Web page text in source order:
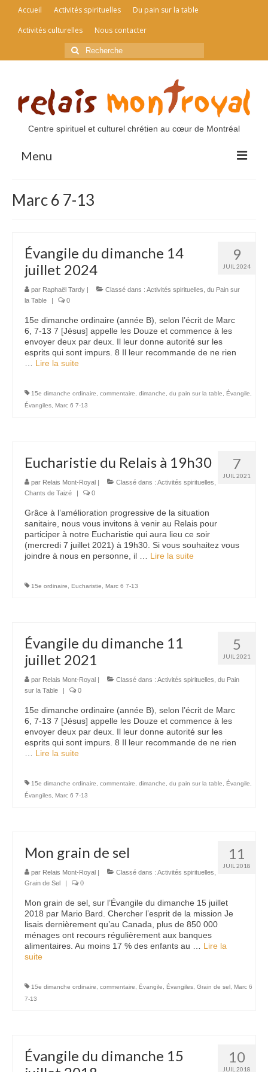
Accueil Activités spirituelles
Du pain sur la table
Activités culturelles
Nous contacter
Rechercher
:
Centre spirituel et culturel chrétien au cœur de Montréal
Menu
Activités culturelles
Nous contacter
Marc 6 7-13
9
JUIL 2024
Évangile du dimanche 14
juillet 2024
par Raphaël Tardy | Classé dans : Activités spirituelles du Pain sur
la Table
| 0
15e dimanche ordinaire (année B), selon l’écrit de Marc
6, 7-13 7 [Jésus] appelle les Douze et commence à les
envoyer deux par deux. Il leur donne autorité sur les
esprits qui sont impurs. 8 Il leur recommande de ne rien
Lire la suite­­
15e dimanche ordinaire commentaire dimanche du pain sur la table Évangile
Évangiles Marc 6 7-13
7
JUIL 2021
Eucharistie du Relais à 19h30
par Relais Mont-Royal | Classé dans : Activités spirituelles
Chants de Taizé
| 0
Grâce à l’amélioration progressive de la situation
sanitaire, nous vous invitons à venir au Relais pour
participer à notre Eucharistie qui aura lieu ce soir
(mercredi 7 juillet 2021) à 19h30. Si vous souhaitez vous
joindre à nous en personne, il … Lire la suite­­
15e ordinaire Eucharistie Marc 6 7-13
5
JUIL 2021
Évangile du dimanche 11
juillet 2021
par Relais Mont-Royal | Classé dans : Activités spirituelles du Pain
sur la Table
| 0
15e dimanche ordinaire (année B), selon l’écrit de Marc
6, 7-13 7 [Jésus] appelle les Douze et commence à les
envoyer deux par deux. Il leur donne autorité sur les
esprits qui sont impurs. 8 Il leur recommande de ne rien
Lire la suite­­
15e dimanche ordinaire commentaire dimanche du pain sur la table Évangile
Évangiles Marc 6 7-13
11
JUIL 2018
Mon grain de sel
par Relais Mont-Royal | Classé dans : Activités spirituelles
Grain de Sel
| 0
Mon grain de sel, sur l’Évangile du dimanche 15 juillet
2018 par Mario Bard. Chercher l’esprit de la mission Je
lisais dernièrement qu’au Canada, plus de 850 000
ménages ont recours régulièrement aux banques
alimentaires. Au moins 17 % des enfants au … Lire la
suite­­
15e dimanche ordinaire commentaire Évangile Évangiles Grain de sel Marc 6
7-13
10
JUIL 2018
Évangile du dimanche 15